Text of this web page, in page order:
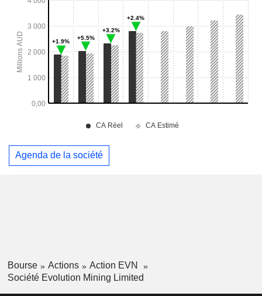
Agenda de la société
Bourse Actions
Action EVN
Société Evolution Mining Limited